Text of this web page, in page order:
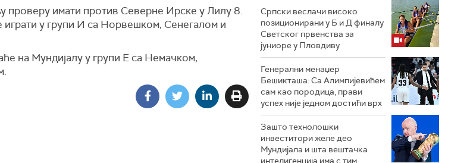
проверу имати против Северне Ирске у Лилу 8.
играти у групи И са Норвешком, Сенегалом и
на Мундијалу у групи Е са Немачком,
Српски веслачи високо
позиционирани у Б и Д финалу
Светског првенства за
јуниоре у Пловдиву
Генерални менаџер
Бешикташа: Са Алимпијевићем
сам као породица, прави
успех није једном достићи врх
Зашто технолошки
инвеститори желе део
Мундијала и шта вештачка
интелигенција има с тим